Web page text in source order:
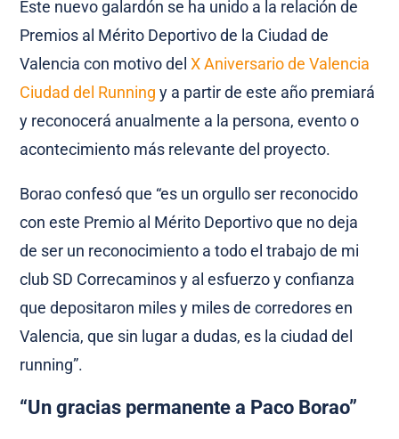
Este nuevo galardón se ha unido a la relación de
Premios al Mérito Deportivo de la Ciudad de
Valencia con motivo delX Aniversario de Valencia
Ciudad del Running y a partir de este año premiará
y reconocerá anualmente a la persona, evento o
acontecimiento más relevante del proyecto.
Borao confesó que “es un orgullo ser reconocido
con este Premio al Mérito Deportivo que no deja
de ser un reconocimiento a todo el trabajo de mi
club SD Correcaminos y al esfuerzo y confianza
que depositaron miles y miles de corredores en
Valencia, que sin lugar a dudas, es la ciudad del
running”.
“Un gracias permanente a Paco Borao”